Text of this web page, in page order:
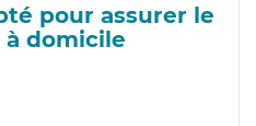
pour assurer le
domicile